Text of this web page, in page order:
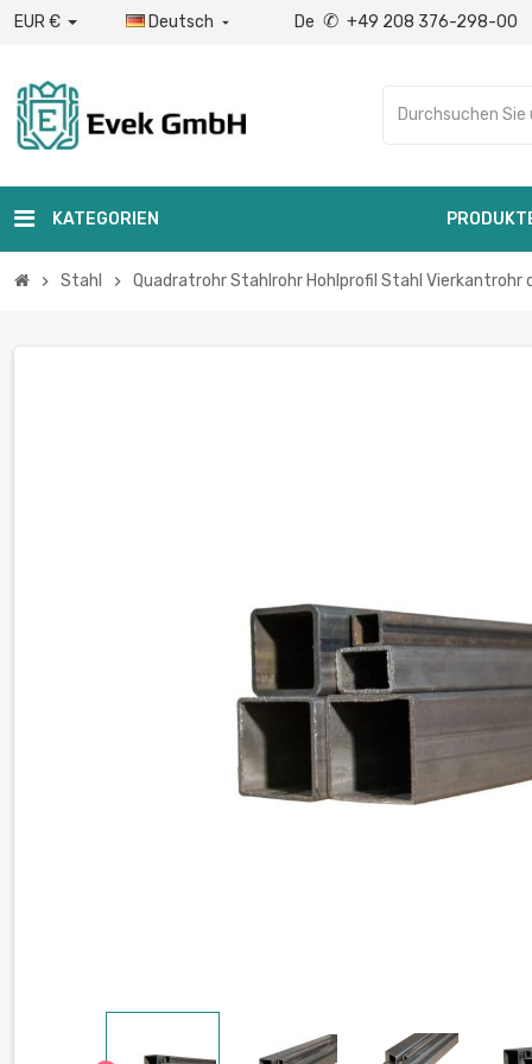
EUR € Deutsch  De ✆ +49 208 376-298-00
KATEGORIEN
chevron_right Stahl chevron_right Quadratrohr Stahlrohr Hohlprofil Stahl Vierkantrohr